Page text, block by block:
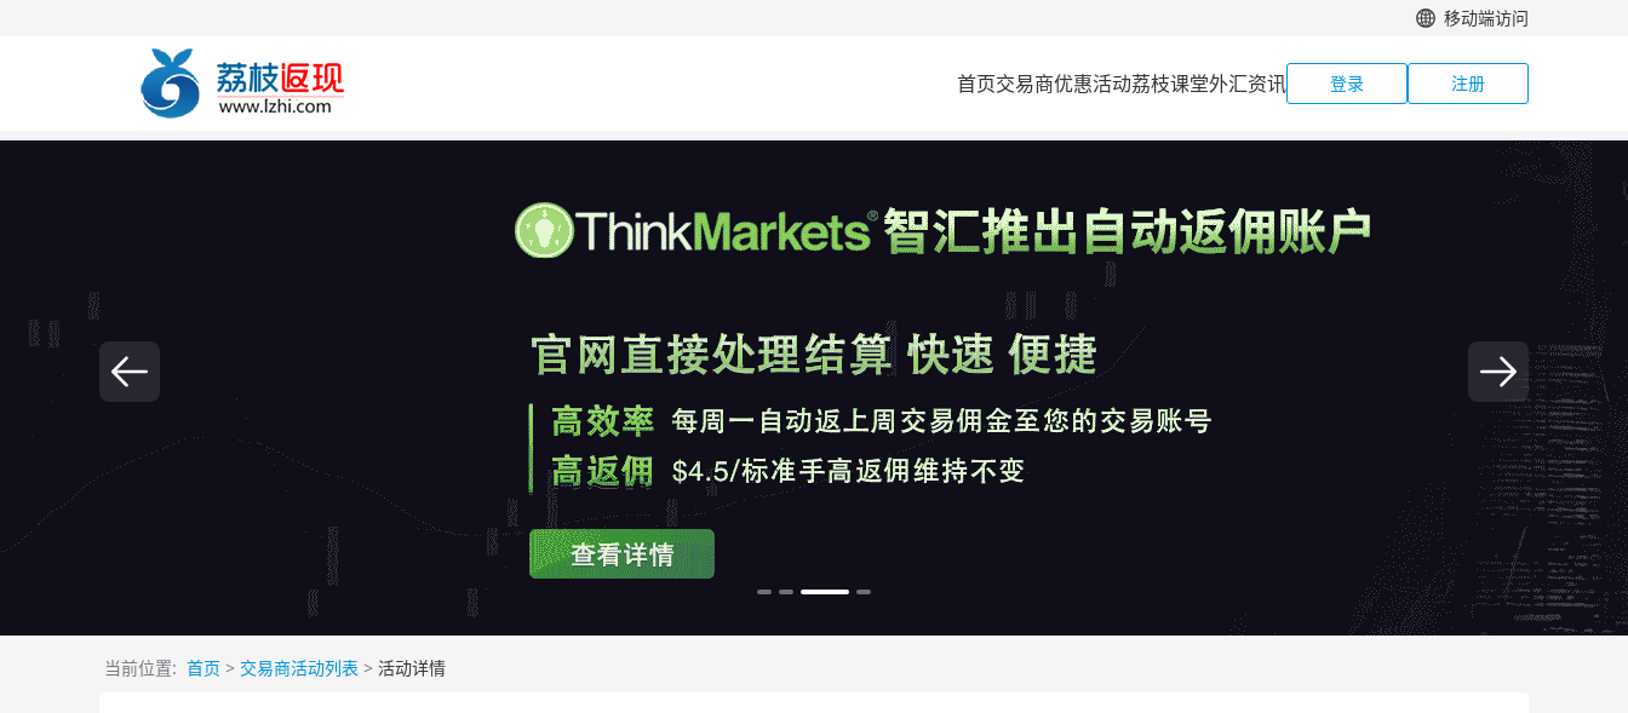
移动端访问
首页交易商优惠活动荔枝课堂外汇资讯 登录 注册
当前位置: 首页 > 交易商活动列表 > 活动详情